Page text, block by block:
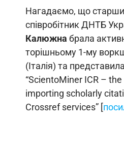
Нагадаємо, що
співробітник ДНТБ
Калюжна брала
торішньому 1-му
(Італія) та
“ScientoMiner ICR –
importing scholarly
Crossref services” [